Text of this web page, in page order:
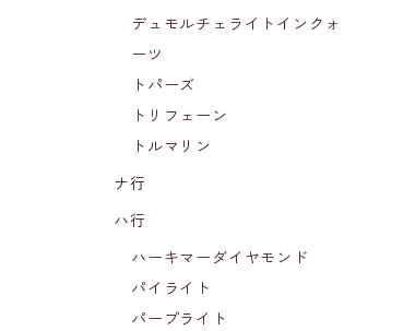
デュモルチェライトインクォ
ーツ
トパーズ
トリフェーン
トルマリン
ナ行
ハ行
ハーキマーダイヤモンド
パイライト
パープライト